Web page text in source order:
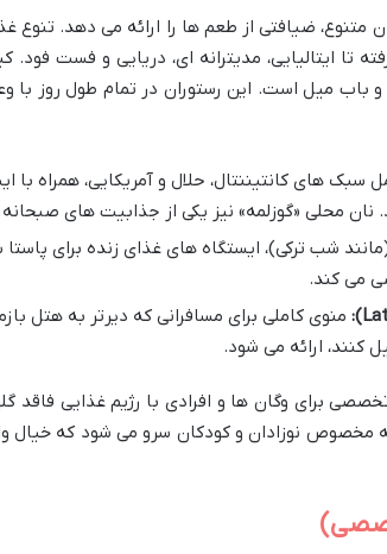
متنوع، ضیافتی از طعم ها را ارائه می دهد. تنوع
تا ایتالیایی، مدیترانه ای، دریایی و فست
و باب میل است. این رستوران در تمام طول روز
سبک های کانتیننتال، حلال و آمریکایی، همراه با
نان محلی «گوزلمه» نیز یکی از جذابیت های
شب ترکی)، ایستگاه های غذای زنده برای پاستا
می کند.
منوی کاملی برای مسافرانی که دیرتر به هتل
کنند، ارائه می شود.
برای وگان ها و افرادی با رژیم غذایی فاقد
مخصوص نوزادان و کودکان سرو می شود که خیال